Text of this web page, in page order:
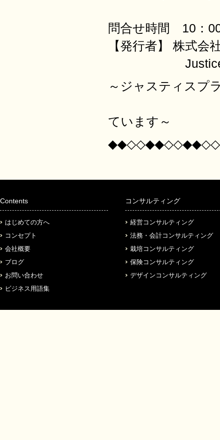
問合せ時間 10：
【発行者】 株式会
～ジャスティスプ
ています～
Contents
はじめての方へ
コンセプト
会社概要
ブログ
お問い合わせ
ビジネス用語集
コンサルティング
経営コンサルティング
法務・会計コンサルティング
栽培コンサルティング
保険コンサルティング
デザインコンサルティング